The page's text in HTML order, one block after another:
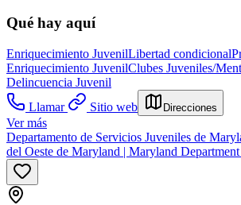
Qué hay aquí
Enriquecimiento JuvenilLibertad condicional
Enriquecimiento JuvenilClubes Juveniles/
Delincuencia Juvenil
Llamar
Sitio web Direcciones
Ver más
Departamento de Servicios Juveniles de
del Oeste de Maryland | Maryland